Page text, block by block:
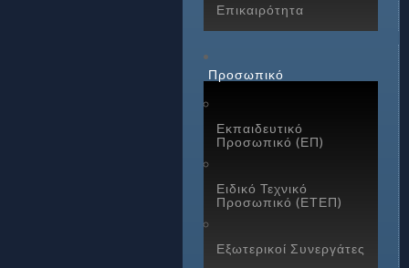
Επικαιρότητα
Προσωπικό
Εκπαιδευτικό
Προσωπικό (ΕΠ)
Ειδικό Τεχνικό
Προσωπικό (ΕΤΕΠ)
Εξωτερικοί Συνεργάτες